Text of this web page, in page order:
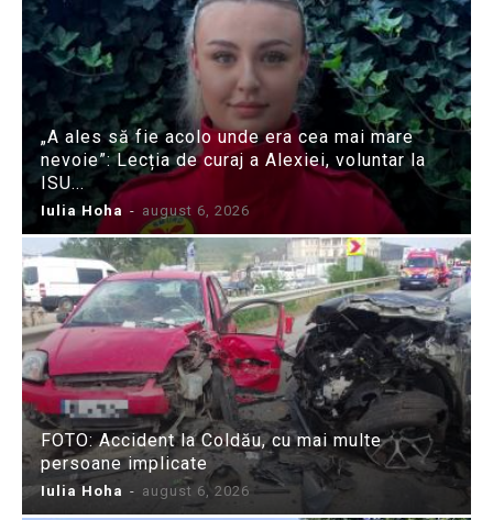
„A ales să fie acolo unde era cea mai mare
nevoie”: Lecția de curaj a Alexiei, voluntar la
ISU...
Iulia Hoha - august 6, 2026
FOTO: Accident la Coldău, cu mai multe
persoane implicate
Iulia Hoha - august 6, 2026